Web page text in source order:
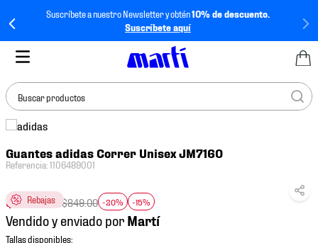
Suscríbete a nuestro Newsletter y obtén10% de descuento.
Suscríbete aquí
Buscar productos
Guantes adidas Correr Unisex JM7160
Referencia:1106489001
Rebajas
$577.32 $849.00 -20% -15%
Vendido y enviado por
BUSCADOS
2.
tenis hombre
3.
tenis